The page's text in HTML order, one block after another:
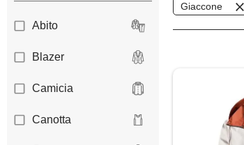
Abito
Blazer
Camicia
Canotta
Giaccone